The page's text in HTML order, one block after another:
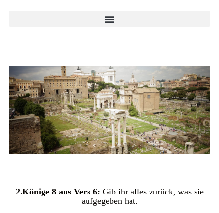
2.Könige 8 aus Vers 6: Gib ihr alles zurück, was sie
aufgegeben hat.